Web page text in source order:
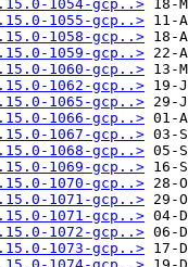
1054-gcp..>
1055-gcp..>
1058-gcp..>
1059-gcp..>
1060-gcp..>
1062-gcp..>
1065-gcp..>
1066-gcp..>
1067-gcp..>
1068-gcp..>
1069-gcp..>
1070-gcp..>
1071-gcp..>
1071-gcp..>
1072-gcp..>
1073-gcp..>